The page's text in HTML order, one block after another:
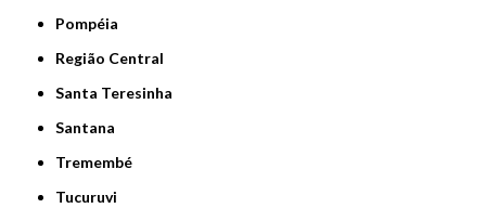
Pompéia
Região Central
Santa Teresinha
Santana
Tremembé
Tucuruvi